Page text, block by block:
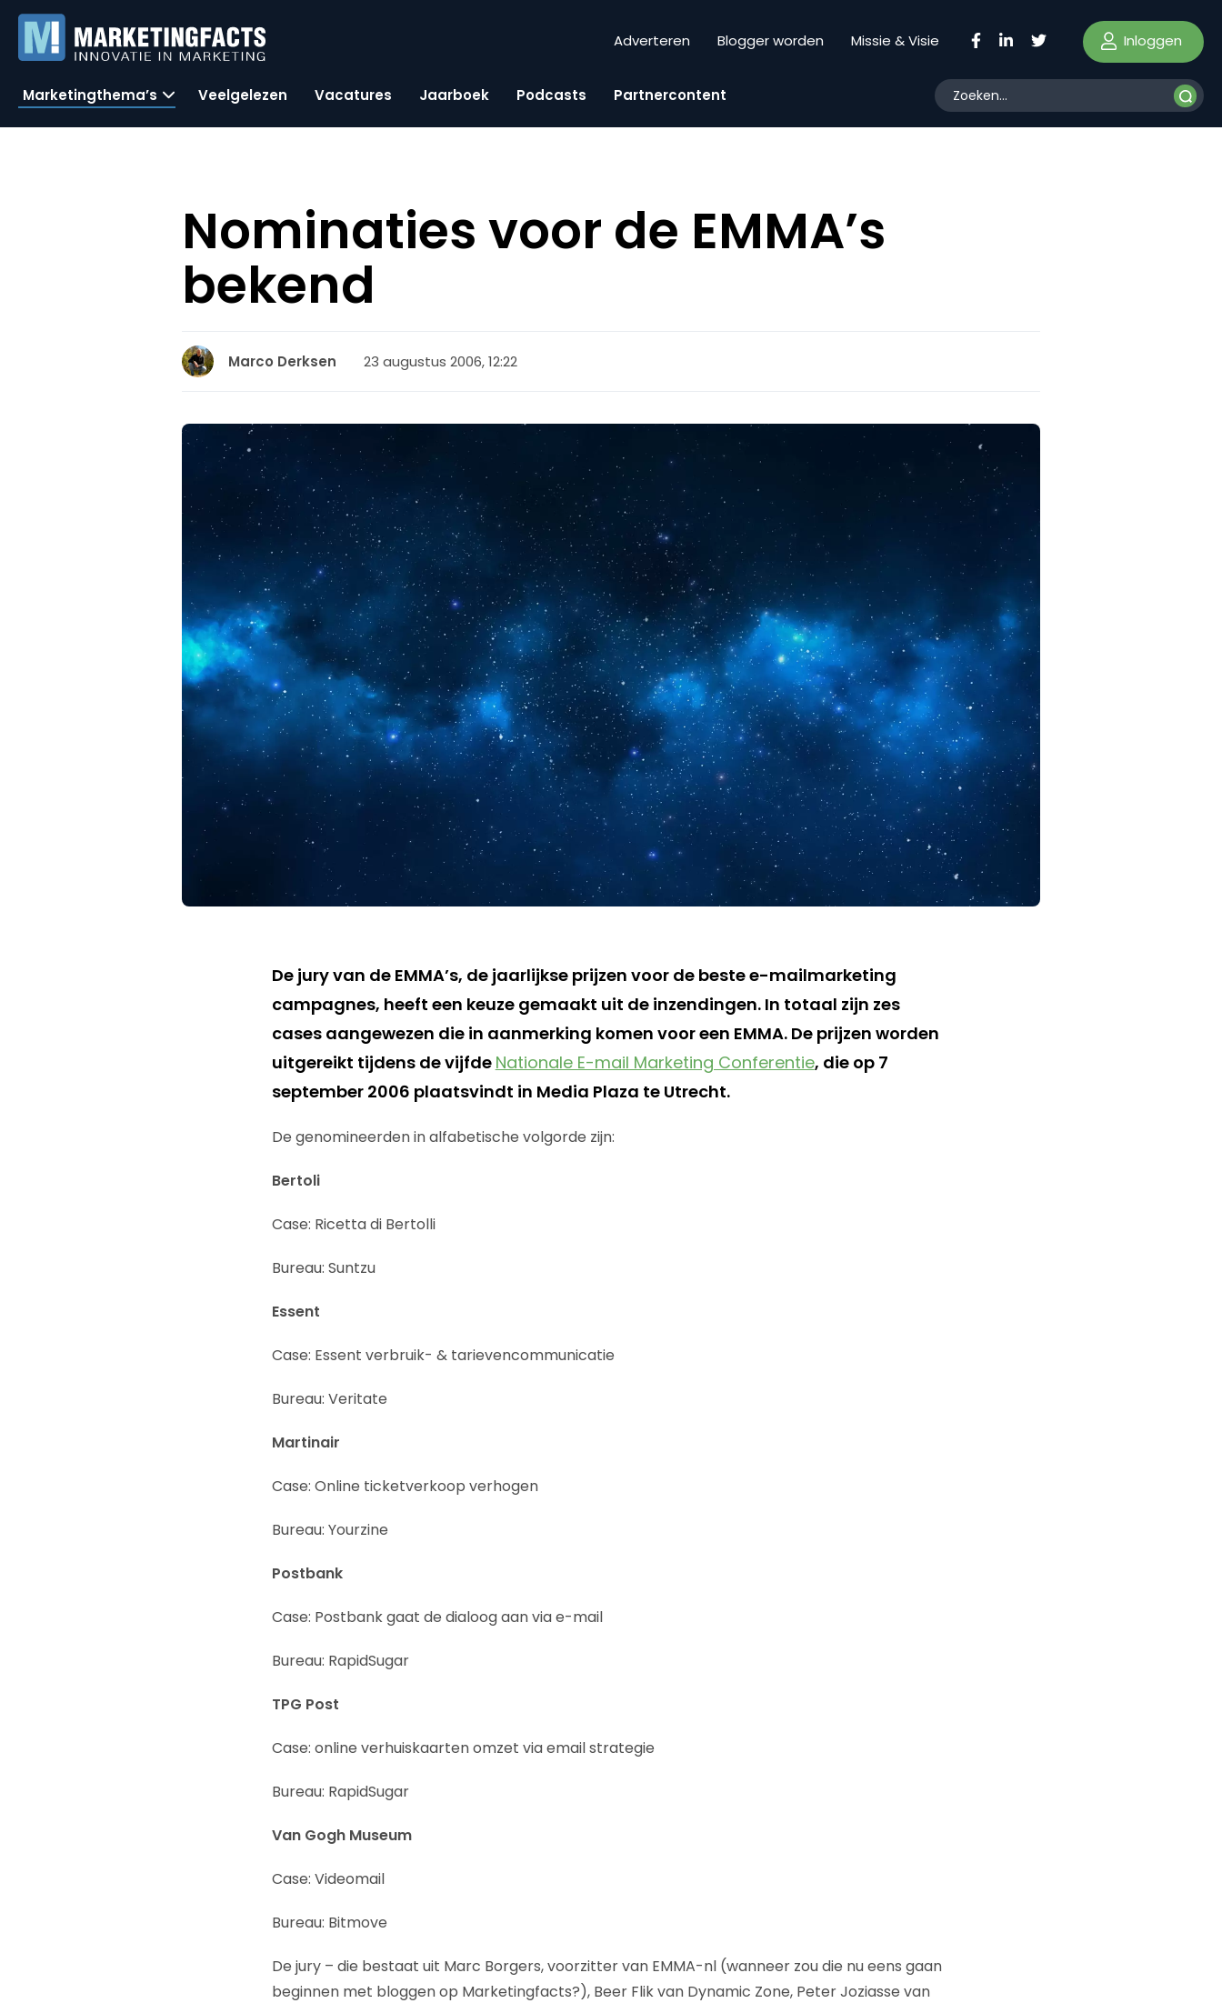
Adverteren Blogger worden Missie & Visie Inloggen
Marketingthema’s Veelgelezen Vacatures Jaarboek Podcasts Partnercontent
Nominaties voor de EMMA’s
bekend
Marco Derksen 23 augustus 2006, 12:22
De jury van de EMMA’s, de jaarlijkse prijzen voor de beste e-mailmarketing
campagnes, heeft een keuze gemaakt uit de inzendingen. In totaal zijn zes
cases aangewezen die in aanmerking komen voor een EMMA. De prijzen worden
uitgereikt tijdens de vijfde Nationale E-mail Marketing Conferentie, die op 7
september 2006 plaatsvindt in Media Plaza te Utrecht.
De genomineerden in alfabetische volgorde zijn:
Bertoli
Case: Ricetta di Bertolli
Bureau: Suntzu
Essent
Case: Essent verbruik- & tarievencommunicatie
Bureau: Veritate
Martinair
Case: Online ticketverkoop verhogen
Bureau: Yourzine
Postbank
Case: Postbank gaat de dialoog aan via e-mail
Bureau: RapidSugar
TPG Post
Case: online verhuiskaarten omzet via email strategie
Bureau: RapidSugar
Van Gogh Museum
Case: Videomail
Bureau: Bitmove
De jury – die bestaat uit Marc Borgers, voorzitter van EMMA-nl (wanneer zou die nu eens gaan
beginnen met bloggen op Marketingfacts?), Beer Flik van Dynamic Zone, Peter Joziasse van